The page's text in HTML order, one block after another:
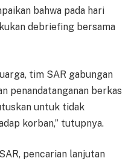
bahwa pada hari
debriefing bersama
tim SAR gabungan
penandatanganan berkas
untuk tidak
korban,” tutupnya.
pencarian lanjutan